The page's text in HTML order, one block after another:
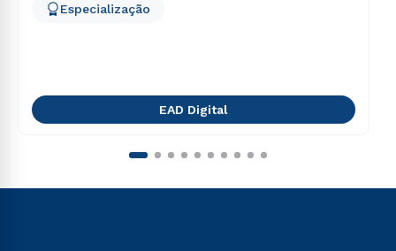
Especialização
EAD Digital